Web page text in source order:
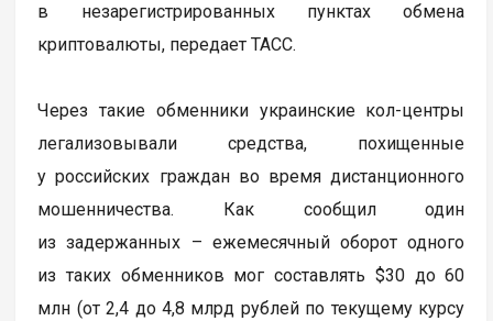
в незарегистрированных пунктах обмена
криптовалюты, передает ТАСС.
Через такие обменники украинские кол-центры
легализовывали средства, похищенные
у российских граждан во время дистанционного
мошенничества. Как сообщил один
из задержанных – ежемесячный оборот одного
из таких обменников мог составлять $30 до 60
млн (от 2,4 до 4,8 млрд рублей по текущему курсу